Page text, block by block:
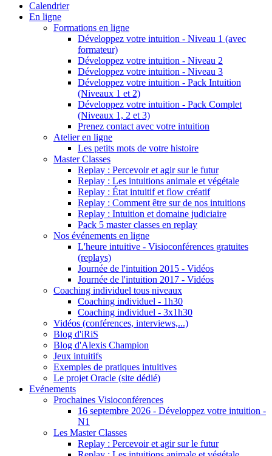
Calendrier
En ligne
Formations en ligne
Développez votre intuition - Niveau 1 (avec
formateur)
Développez votre intuition - Niveau 2
Développez votre intuition - Niveau 3
Développez votre intuition - Pack Intuition
(Niveaux 1 et 2)
Développez votre intuition - Pack Complet
(Niveaux 1, 2 et 3)
Prenez contact avec votre intuition
Atelier en ligne
Les petits mots de votre histoire
Master Classes
Replay : Percevoir et agir sur le futur
Replay : Les intuitions animale et végétale
Replay : État intuitif et flow créatif
Replay : Comment être sur de nos intuitions
Replay : Intuition et domaine judiciaire
Pack 5 master classes en replay
Nos événements en ligne
L'heure intuitive - Visioconférences gratuites
(replays)
Journée de l'intuition 2015 - Vidéos
Journée de l'intuition 2017 - Vidéos
Coaching individuel tous niveaux
Coaching individuel - 1h30
Coaching individuel - 3x1h30
Vidéos (conférences, interviews,...)
Blog d'iRiS
Blog d'Alexis Champion
Jeux intuitifs
Exemples de pratiques intuitives
Le projet Oracle (site dédié)
Evénements
Prochaines Visioconférences
16 septembre 2026 - Développez votre intuition -
N1
Les Master Classes
Replay : Percevoir et agir sur le futur